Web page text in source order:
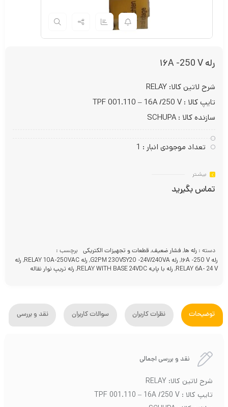
رله ۱۶A -250 V
شرح لاتین کالا: RELAY
تایپ کالا : TPF 001.110 – 16A /250 V
سازنده کالا : SCHUPA
تعداد موجودی انبار : 1
بیشـتر
تماس بگیرید
دسته : رله ها, فشار ضعیف, قطعات و تجهیزات الکتریکی برچسب :
رله ۱۶A -250 V , رله G2PM 230VSY20 -24V/240VA , رله RELAY 10A-250VAC , رله
RELAY 6A- 24 V
, رله با پایه RELAY WITH BASE 24VDC , رله تریپ نوار نقاله
توضیحات نظرات کاربران سوالات کاربران نقد و بررسی
نقد و بررسی اجمالی
شرح لاتین کالا: RELAY
تایپ کالا : TPF 001.110 – 16A /250 V